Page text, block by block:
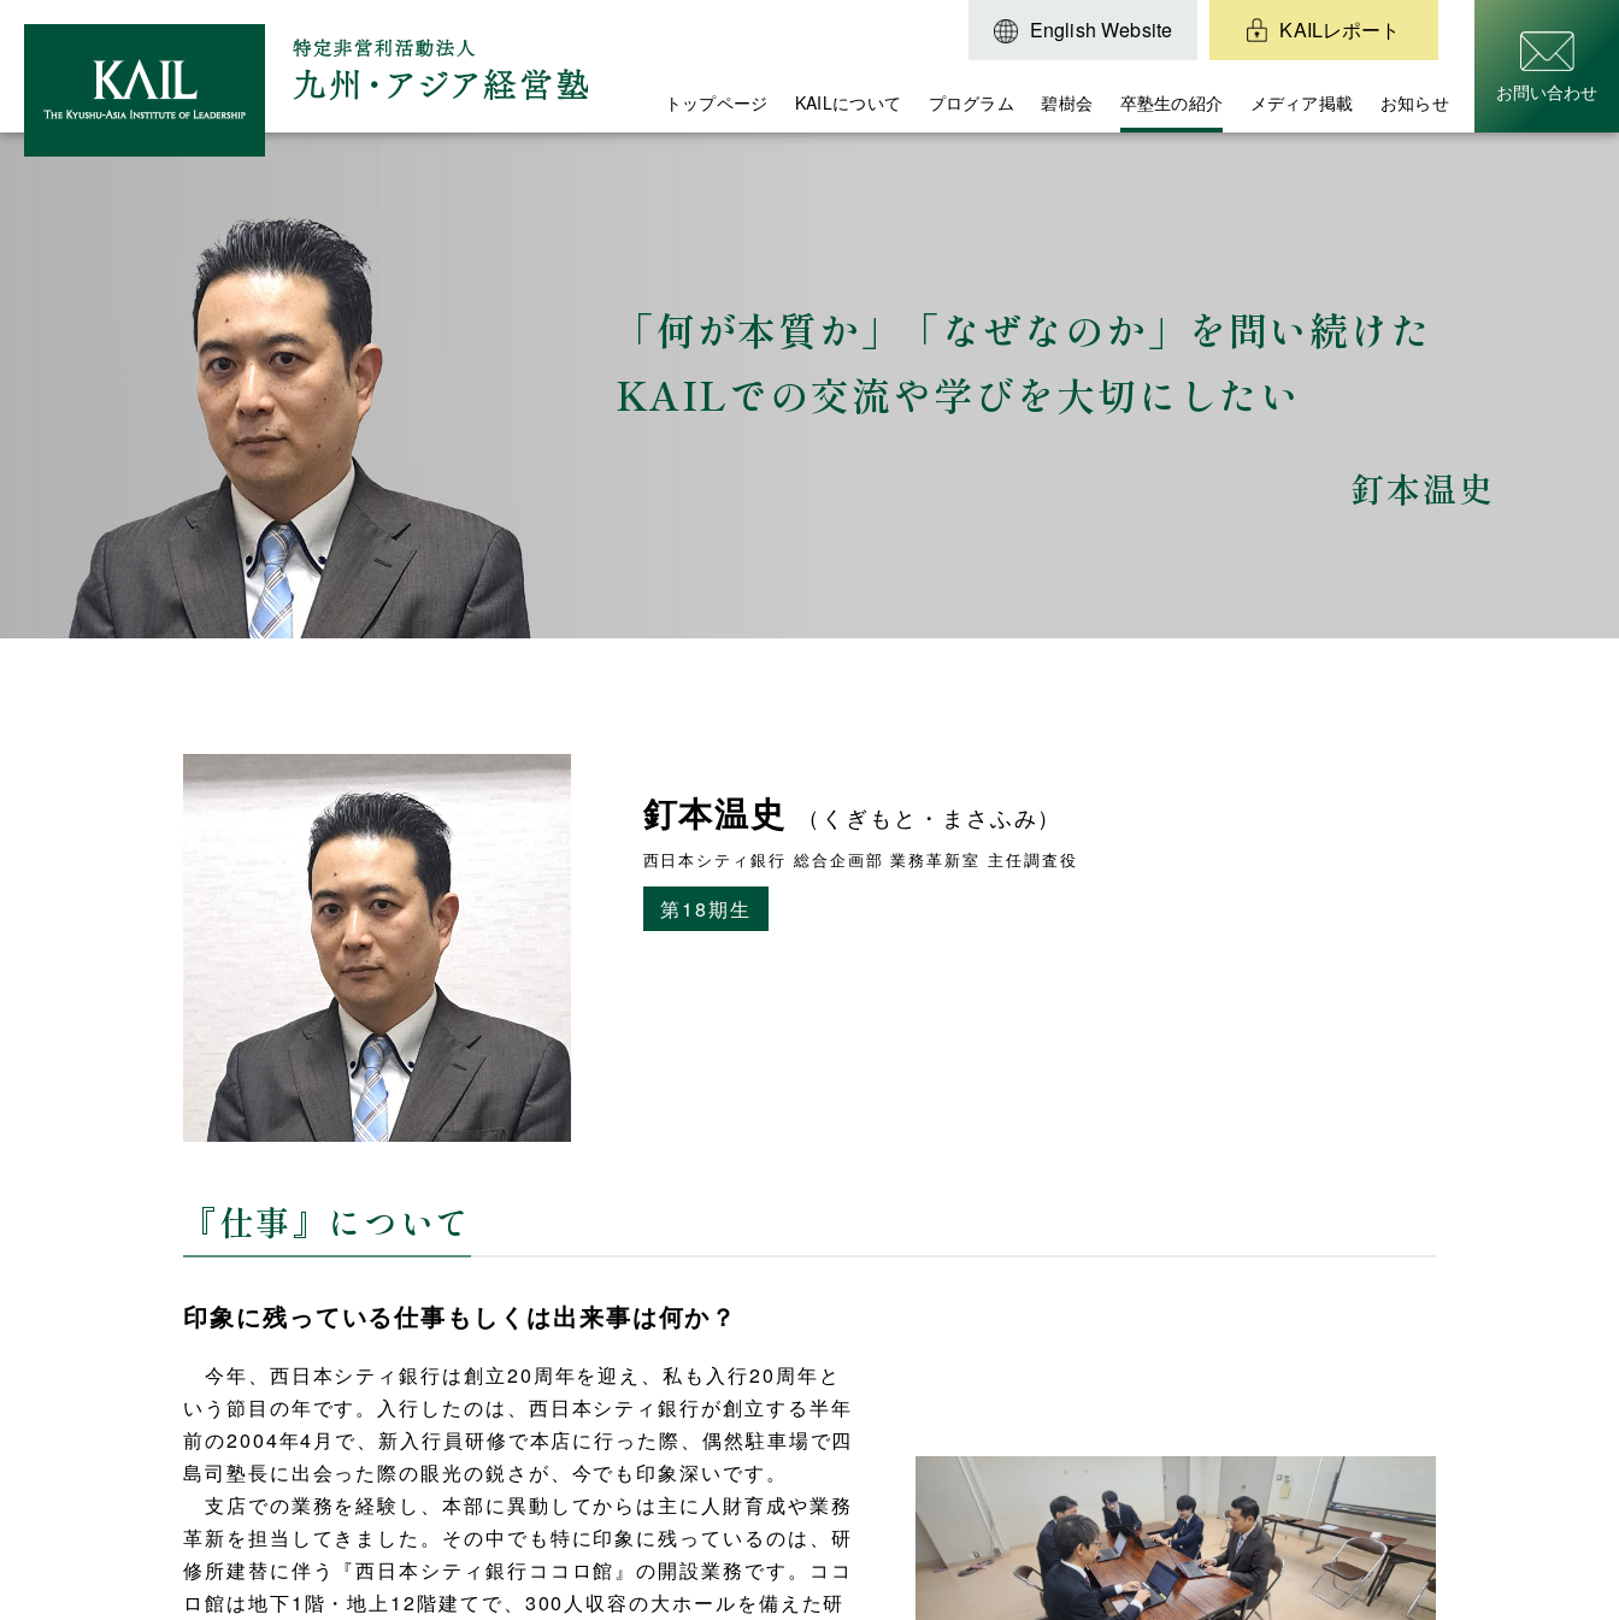
トップページ KAILについて プログラム 碧樹会 卒塾生の紹介 メディア掲載 お知らせ お問い合わせ
English Website KAILレポート
「何が本質か」「なぜなのか」を問い続けた
KAILでの交流や学びを大切にしたい
釘本温史
釘本温史 （くぎもと・まさふみ）
西日本シティ銀行 総合企画部 業務革新室 主任調査役
第18期生
『仕事』について
印象に残っている仕事もしくは出来事は何か？
今年、西日本シティ銀行は創立20周年を迎え、私も入行20周年と
いう節目の年です。入行したのは、西日本シティ銀行が創立する半年
前の2004年4月で、新入行員研修で本店に行った際、偶然駐車場で四
島司塾長に出会った際の眼光の鋭さが、今でも印象深いです。
支店での業務を経験し、本部に異動してからは主に人財育成や業務
革新を担当してきました。その中でも特に印象に残っているのは、研
修所建替に伴う『西日本シティ銀行ココロ館』の開設業務です。ココ
ロ館は地下1階・地上12階建てで、300人収容の大ホールを備えた研